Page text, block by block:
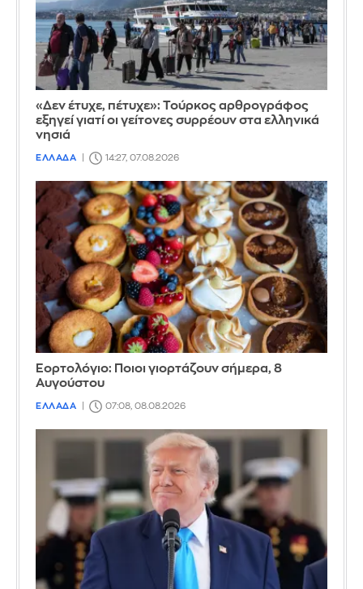
«Δεν έτυχε, πέτυχε»: Τούρκος αρθρογράφος
εξηγεί γιατί οι γείτονες συρρέουν στα ελληνικά
νησιά
ΕΛΛΑΔΑ 14:27, 07.08.2026
Εορτολόγιο: Ποιοι γιορτάζουν σήμερα, 8
Αυγούστου
ΕΛΛΑΔΑ 07:08, 08.08.2026